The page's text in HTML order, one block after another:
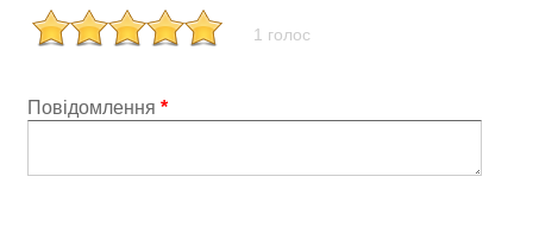
1 голос
Повідомлення *